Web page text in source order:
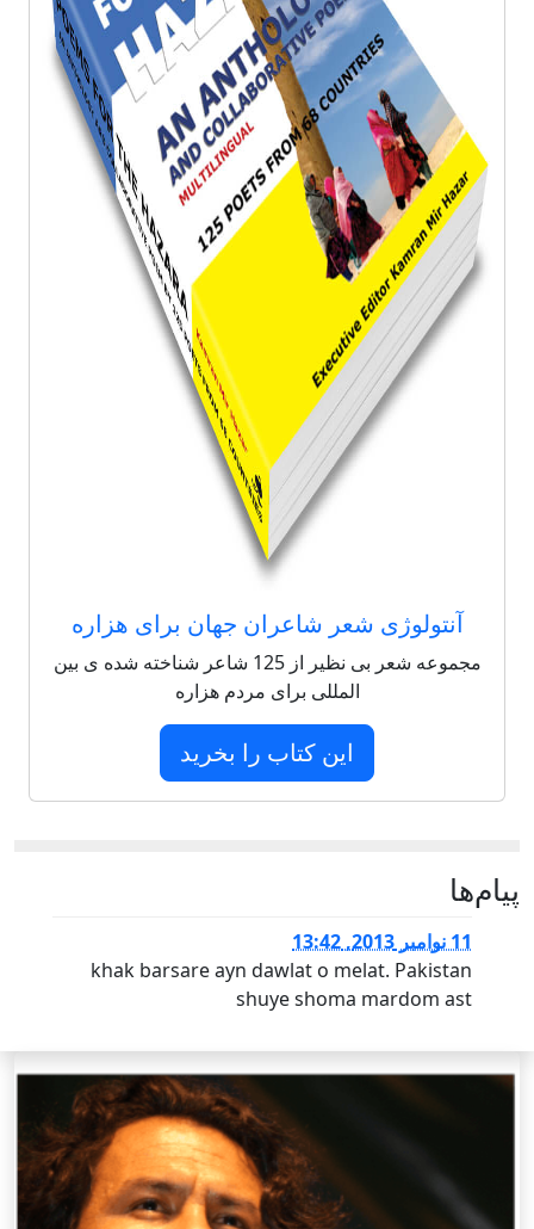
آنتولوژی شعر شاعران جهان برای هزاره
مجموعه شعر بی نظیر از 125 شاعر شناخته شده ی بین
المللی برای مردم هزاره
این کتاب را بخرید
پيام‌ها
11 نوامبر 2013, 13:42
khak barsare ayn dawlat o melat. Pakistan
shuye shoma mardom ast